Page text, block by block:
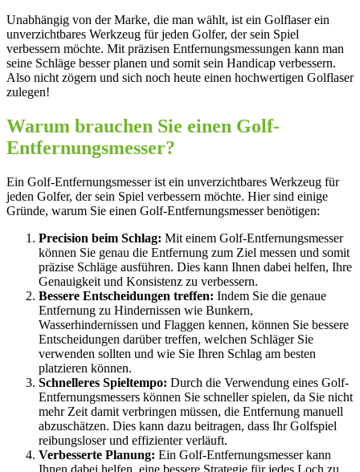
Unabhängig von der Marke, die man wählt, ist ein Golflaser ein
unverzichtbares Werkzeug für jeden Golfer, der sein Spiel
verbessern möchte. Mit präzisen Entfernungsmessungen kann man
seine Schläge besser planen und somit sein Handicap verbessern.
Also nicht zögern und sich noch heute einen hochwertigen Golflaser
zulegen!
Warum brauchen Sie einen Golf-
Entfernungsmesser?
Ein Golf-Entfernungsmesser ist ein unverzichtbares Werkzeug für
jeden Golfer, der sein Spiel verbessern möchte. Hier sind einige
Gründe, warum Sie einen Golf-Entfernungsmesser benötigen:
Precision beim Schlag: Mit einem Golf-Entfernungsmesser
können Sie genau die Entfernung zum Ziel messen und somit
präzise Schläge ausführen. Dies kann Ihnen dabei helfen, Ihre
Genauigkeit und Konsistenz zu verbessern.
Bessere Entscheidungen treffen: Indem Sie die genaue
Entfernung zu Hindernissen wie Bunkern,
Wasserhindernissen und Flaggen kennen, können Sie bessere
Entscheidungen darüber treffen, welchen Schläger Sie
verwenden sollten und wie Sie Ihren Schlag am besten
platzieren können.
Schnelleres Spieltempo: Durch die Verwendung eines Golf-
Entfernungsmessers können Sie schneller spielen, da Sie nicht
mehr Zeit damit verbringen müssen, die Entfernung manuell
abzuschätzen. Dies kann dazu beitragen, dass Ihr Golfspiel
reibungsloser und effizienter verläuft.
Verbesserte Planung: Ein Golf-Entfernungsmesser kann
Ihnen dabei helfen, eine bessere Strategie für jedes Loch zu